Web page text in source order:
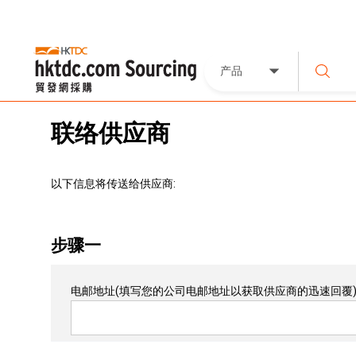
产品
联络供应商
以下信息将传送给供应商:
步骤一
电邮地址(填写您的公司电邮地址以获取供应商的迅速回覆)